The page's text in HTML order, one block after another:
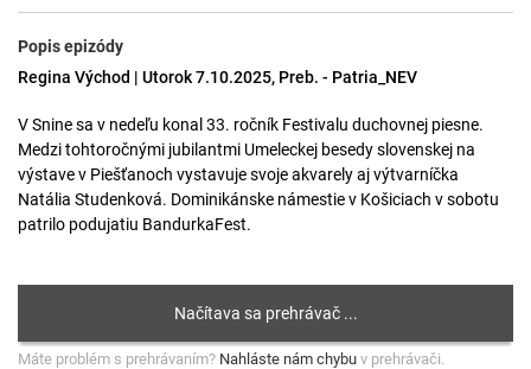
Popis epizódy
Regina Východ | Utorok 7.10.2025, Preb. - Patria_NEV
V Snine sa v nedeľu konal 33. ročník Festivalu duchovnej piesne.
Medzi tohtoročnými jubilantmi Umeleckej besedy slovenskej na
výstave v Piešťanoch vystavuje svoje akvarely aj výtvarníčka
Natália Studenková. Dominikánske námestie v Košiciach v sobotu
patrilo podujatiu BandurkaFest.
Máte problém s prehrávaním? Nahláste nám chybu v prehrávači.